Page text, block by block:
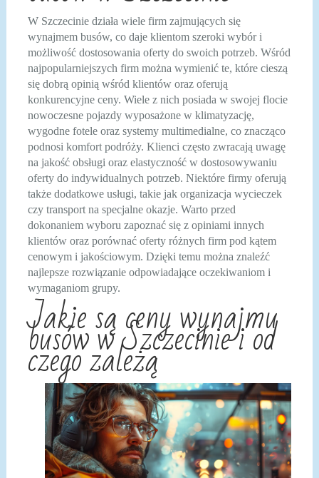
W Szczecinie działa wiele firm zajmujących się
wynajmem busów, co daje klientom szeroki wybór i
możliwość dostosowania oferty do swoich potrzeb. Wśród
najpopularniejszych firm można wymienić te, które cieszą
się dobrą opinią wśród klientów oraz oferują
konkurencyjne ceny. Wiele z nich posiada w swojej flocie
nowoczesne pojazdy wyposażone w klimatyzację,
wygodne fotele oraz systemy multimedialne, co znacząco
podnosi komfort podróży. Klienci często zwracają uwagę
na jakość obsługi oraz elastyczność w dostosowywaniu
oferty do indywidualnych potrzeb. Niektóre firmy oferują
także dodatkowe usługi, takie jak organizacja wycieczek
czy transport na specjalne okazje. Warto przed
dokonaniem wyboru zapoznać się z opiniami innych
klientów oraz porównać oferty różnych firm pod kątem
cenowym i jakościowym. Dzięki temu można znaleźć
najlepsze rozwiązanie odpowiadające oczekiwaniom i
wymaganiom grupy.
Jakie są ceny wynajmu
busów w Szczecinie i od
czego zależą